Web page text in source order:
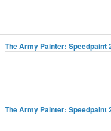
The Army Painter: Speedpaint
The Army Painter: Speedpaint